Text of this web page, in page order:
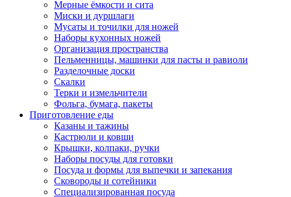
Мерные ёмкости и сита
Миски и дуршлаги
Мусаты и точилки для ножей
Наборы кухонных ножей
Организация пространства
Пельменницы, машинки для пасты и равиоли
Разделочные доски
Скалки
Терки и измельчители
Фольга, бумага, пакеты
Приготовление еды
Казаны и тажины
Кастрюли и ковши
Крышки, колпаки, ручки
Наборы посуды для готовки
Посуда и формы для выпечки и запекания
Сковороды и сотейники
Специализированная посуда